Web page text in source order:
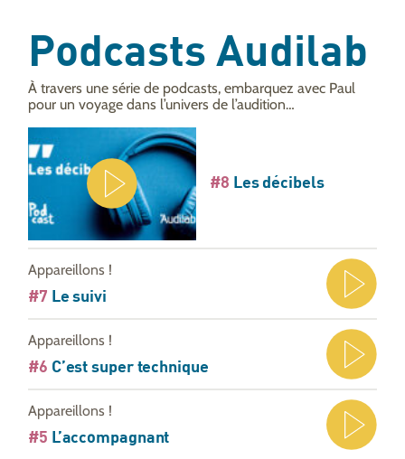
Podcasts Audilab
À travers une série de podcasts, embarquez avec Paul
pour un voyage dans l’univers de l’audition…
#8 Les décibels
Appareillons !
#7 Le suivi
Appareillons !
#6 C’est super technique
Appareillons !
#5 L’accompagnant